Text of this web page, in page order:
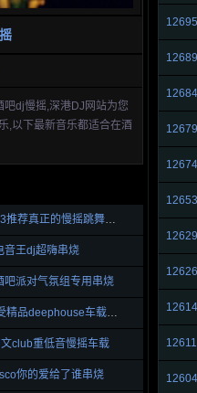
吧dj慢摇,深港DJ网站为您
,以下最新音乐都适合在酒
强劲低音炮-IK123推荐真正的慢摇跳舞大碟
音王dj超嗨串烧
吧派对气氛组专用串烧
魅力之都极致享受精品deephouse车载慢摇
club重低音慢摇车载
你的爱给了谁串烧
12695
12689
12684
12679
12674
12653
12629
12626
12614
12611
12604